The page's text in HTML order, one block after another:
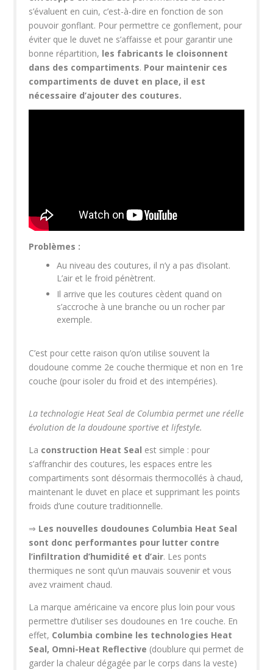
s’évaluent en cuin, c’est-à-dire en fonction de son
pouvoir gonflant. Pour permettre ce gonflement, pour
éviter que le duvet ne s’affaisse et pour garantir une
bonne répartition, les fabricants le cloisonnent
dans des compartiments. Pour maintenir ces
compartiments de duvet en place, il est
nécessaire d’ajouter des coutures.
Problèmes :
Au niveau des coutures, il n’y a pas d’isolant.
L’air et le froid pénètrent.
Il arrive que les coutures cèdent quand on
s’accroche à une branche ou un rocher par
exemple.
C’est pour cette raison qu’on utilise souvent la
doudoune comme 2e couche thermique et non en 1re
couche (pour isoler du froid et des intempéries).
La technologie Heat Seal de Columbia permet une réelle
évolution de la doudoune sportive et lifestyle.
La construction Heat Seal est simple : pour
s’affranchir des coutures, les espaces entre les
compartiments sont désormais thermocollés à chaud,
maintenant le duvet en place et supprimant les points
froids d’une couture traditionnelle.
⇒ Les nouvelles doudounes Columbia Heat Seal
sont donc performantes pour lutter contre
l’infiltration d’humidité et d’air. Les ponts
thermiques ne sont qu’un mauvais souvenir et vous
avez vraiment chaud.
La marque américaine va encore plus loin pour vous
permettre d’utiliser ses doudounes en 1re couche. En
effet, Columbia combine les technologies Heat
Seal, Omni-Heat Reflective (doublure qui permet de
garder la chaleur dégagée par le corps dans la veste)